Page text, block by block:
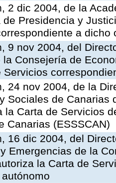
2 dic 2004, de la
de Presidencia y
a dicho
9 nov 2004, del
la Consejería de
Servicios
24 nov 2004, de la
Sociales de Canarias
la Carta de Servicios
Canarias (ESSSCAN)
16 dic 2004, del
Emergencias de la
la Carta de